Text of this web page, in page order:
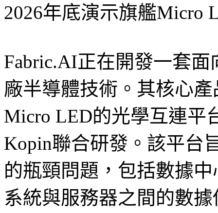
2026年底演示旗艦Micro
Fabric.AI正在開發一套
廠半導體技術。其核心
Micro LED的光學互連平
Kopin聯合研發。該平台
的瓶頸問題，包括數據
系統與服務器之間的數